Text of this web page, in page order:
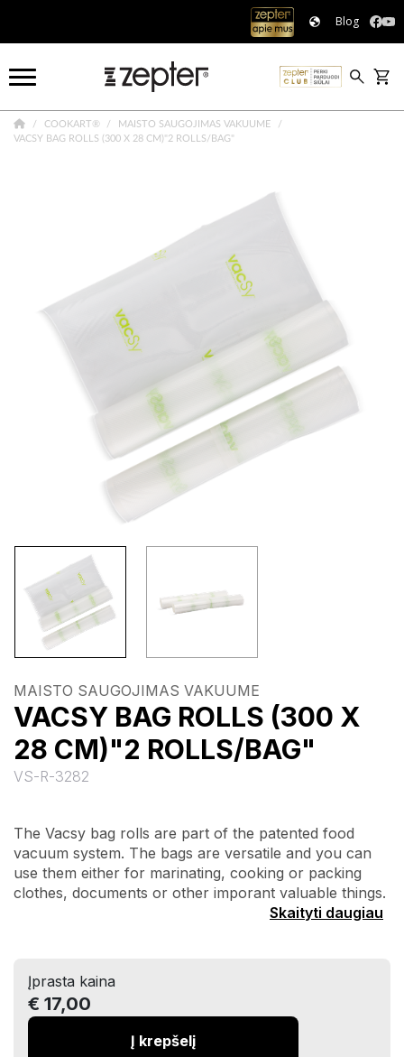
Blog
COOKART®
MAISTO SAUGOJIMAS VAKUUME
VACSY BAG ROLLS (300 X 28 CM)"2 ROLLS/BAG"
MAISTO SAUGOJIMAS VAKUUME
VACSY BAG ROLLS (300 X
28 CM)"2 ROLLS/BAG"
VS-R-3282
The Vacsy bag rolls are part of the patented food
vacuum system. The bags are versatile and you can
use them either for marinating, cooking or packing
clothes, documents or other imporant valuable things.
Skaityti daugiau
Įprasta kaina
€ 17,00
Į krepšelį